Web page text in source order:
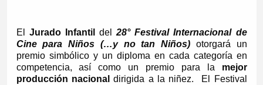
El Jurado Infantil del28° Festival Internacional de
Cine para Niños (…y no tan Niños) otorgará un
premio simbólico y un diploma en cada categoría en
competencia, así como un premio para la mejor
producción nacionaldirigida a la niñez. El Festival